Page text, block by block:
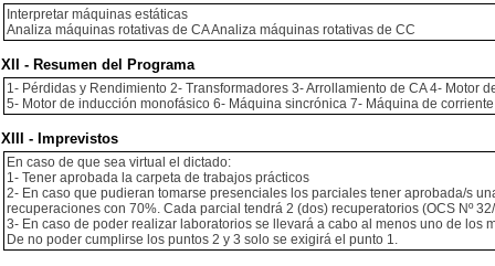
Interpretar máquinas estáticas
Analiza máquinas rotativas de CA Analiza máquinas rotativas de CC
XII - Resumen del Programa
1- Pérdidas y Rendimiento 2- Transformadores 3- Arrollamiento de CA 4- Motor
5- Motor de inducción monofásico 6- Máquina sincrónica 7- Máquina de
XIII - Imprevistos
En caso de que sea virtual el dictado:
1- Tener aprobada la carpeta de trabajos prácticos
2- En caso que pudieran tomarse presenciales los parciales tener aprobada/s
recuperaciones con 70%. Cada parcial tendrá 2 (dos) recuperatorios (OCS Nº
3- En caso de poder realizar laboratorios se llevará a cabo al menos uno de
De no poder cumplirse los puntos 2 y 3 solo se exigirá el punto 1.